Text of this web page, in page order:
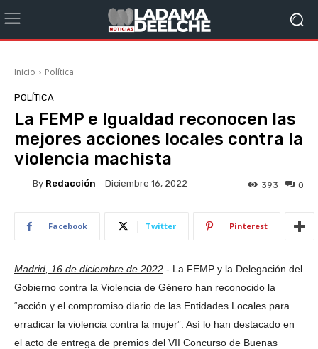
Inicio Política
POLÍTICA
La FEMP e Igualdad reconocen las
mejores acciones locales contra la
violencia machista
By Redacción Diciembre 16, 2022 0
393
Facebook Twitter Pinterest
Madrid, 16 de diciembre de 2022 .- La FEMP y la Delegación del
Gobierno contra la Violencia de Género han reconocido la
“acción y el compromiso diario de las Entidades Locales para
erradicar la violencia contra la mujer”. Así lo han destacado en
el acto de entrega de premios del VII Concurso de Buenas